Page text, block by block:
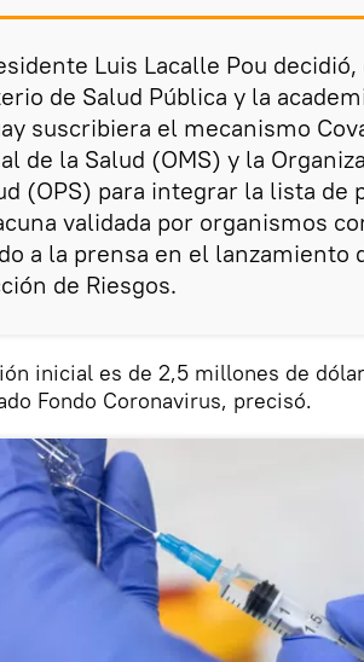
Luis Lacalle Pou
de Salud Pública y la
suscribiera el mecanismo
de la Salud (OMS) y la
(OPS) para integrar la lista de
validada por organismos
a la prensa en el lanzamiento
de Riesgos.
inicial es de 2,5 millones de
Fondo Coronavirus, precisó.